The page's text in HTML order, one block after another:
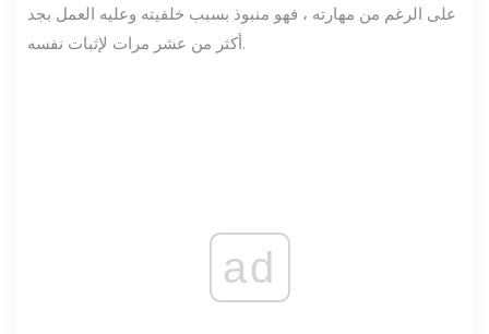
على الرغم من مهارته ، فهو منبوذ بسبب خلفيته وعليه العمل بجد
أكثر من عشر مرات لإثبات نفسه.
ad